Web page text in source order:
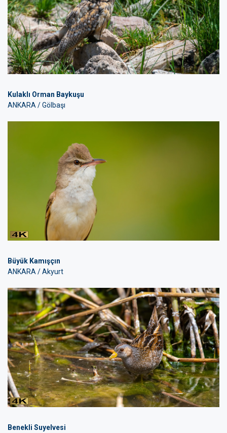
Kulaklı Orman Baykuşu
ANKARA / Gölbaşı
Büyük Kamışçın
ANKARA / Akyurt
Benekli Suyelvesi